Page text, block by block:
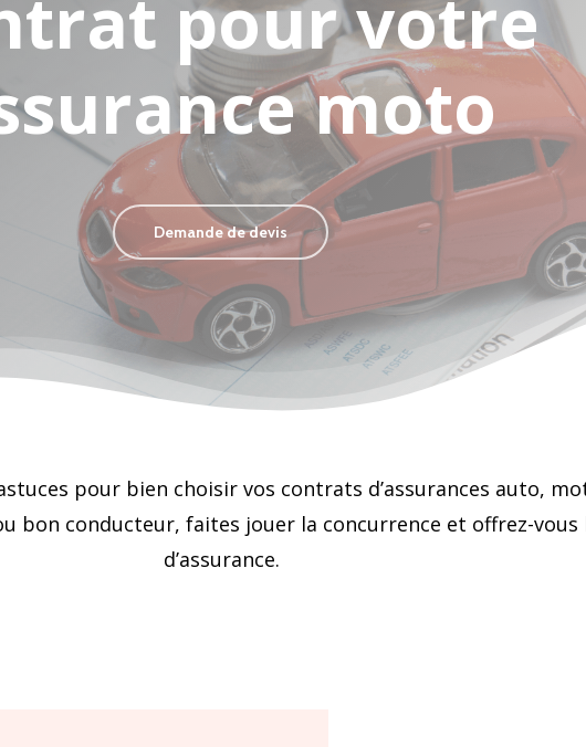
ESC pour fermer
pour votre
moto
Demande de devis
pour bien choisir vos contrats d’assurances auto,
bon conducteur, faites jouer la concurrence et offrez-
d’assurance.